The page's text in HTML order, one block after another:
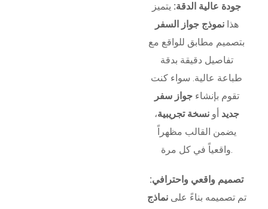
جودة عالية الدقة: يتميز
هذانموذج جواز السفر
بتصميم مطابق للواقع مع
تفاصيل دقيقة بدقة
طباعة عالية. سواء كنت
تقوم بإنشاءجواز سفر
جديد أونسخة تجريبية،
يضمن القالب مظهراً
واقعياً في كل مرة.
تصميم واقعي واحترافي:
تم تصميمه بناءً علىنماذج